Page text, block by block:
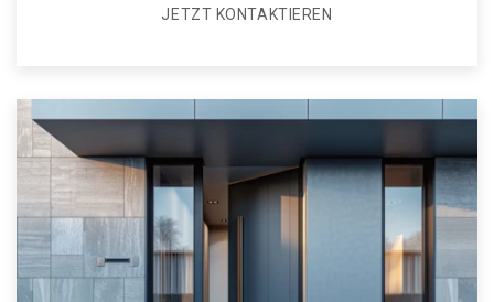
JETZT KONTAKTIEREN